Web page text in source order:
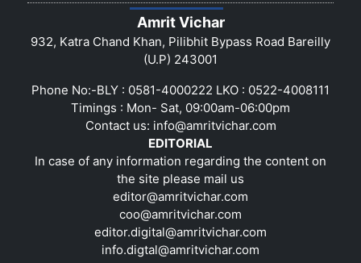
Amrit Vichar
932, Katra Chand Khan, Pilibhit Bypass Road Bareilly
(U.P) 243001
Phone No:-BLY : 0581-4000222 LKO : 0522-4008111
Timings : Mon- Sat, 09:00am-06:00pm
Contact us: info@amritvichar.com
EDITORIAL
In case of any information regarding the content on
the site please mail us
editor@amritvichar.com
coo@amritvichar.com
editor.digital@amritvichar.com
info.digtal@amritvichar.com